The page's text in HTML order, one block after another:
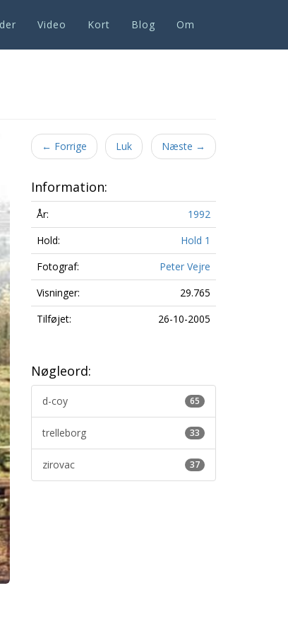
Video Kort Blog Om
← Forrige Luk Næste →
Information:
År:
1992
Hold:
Hold 1
Fotograf:
Peter Vejre
Visninger:
29.765
Tilføjet:
26-10-2005
Nøgleord:
65
d-coy
33
trelleborg
37
zirovac